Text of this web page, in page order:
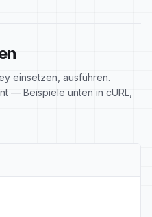
einsetzen, ausführen.
— Beispiele unten in cURL,